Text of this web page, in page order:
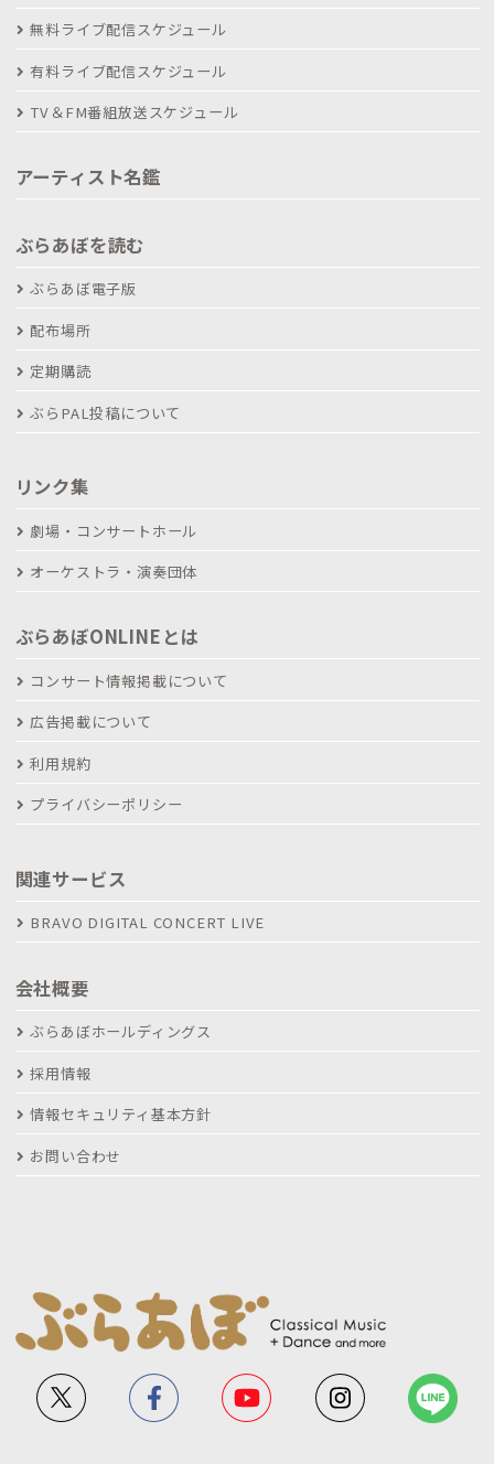
無料ライブ配信スケジュール
有料ライブ配信スケジュール
TV＆FM番組放送スケジュール
アーティスト名鑑
ぶらあぼを読む
ぶらあぼ電子版
配布場所
定期購読
ぶらPAL投稿について
リンク集
劇場・コンサートホール
オーケストラ・演奏団体
ぶらあぼONLINEとは
コンサート情報掲載について
広告掲載について
利用規約
プライバシーポリシー
関連サービス
BRAVO DIGITAL CONCERT LIVE
会社概要
ぶらあぼホールディングス
採用情報
情報セキュリティ基本方針
お問い合わせ